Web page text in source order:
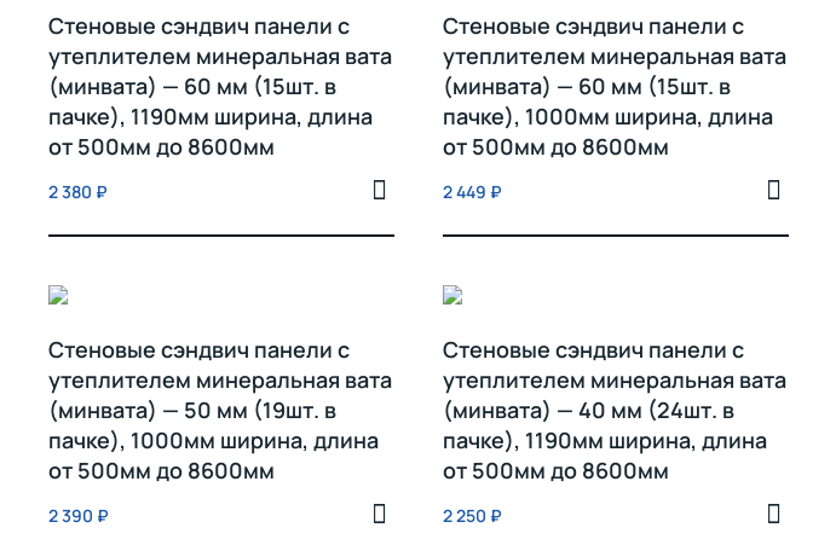
Стеновые сэндвич панели с
утеплителем минеральная вата
(минвата) — 60 мм (15шт. в
пачке), 1190мм ширина, длина
от 500мм до 8600мм
2 380 ₽
Стеновые сэндвич панели с
утеплителем минеральная вата
(минвата) — 60 мм (15шт. в
пачке), 1000мм ширина, длина
от 500мм до 8600мм
2 449 ₽
Стеновые сэндвич панели с
утеплителем минеральная вата
(минвата) — 50 мм (19шт. в
пачке), 1000мм ширина, длина
от 500мм до 8600мм
2 390 ₽
Стеновые сэндвич панели с
утеплителем минеральная вата
(минвата) — 40 мм (24шт. в
пачке), 1190мм ширина, длина
от 500мм до 8600мм
2 250 ₽